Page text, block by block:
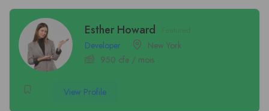
Esther Howard
Developer
New York
950 cfa / mois
View Profile